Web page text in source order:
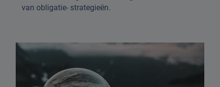
van obligatie- strategieën.